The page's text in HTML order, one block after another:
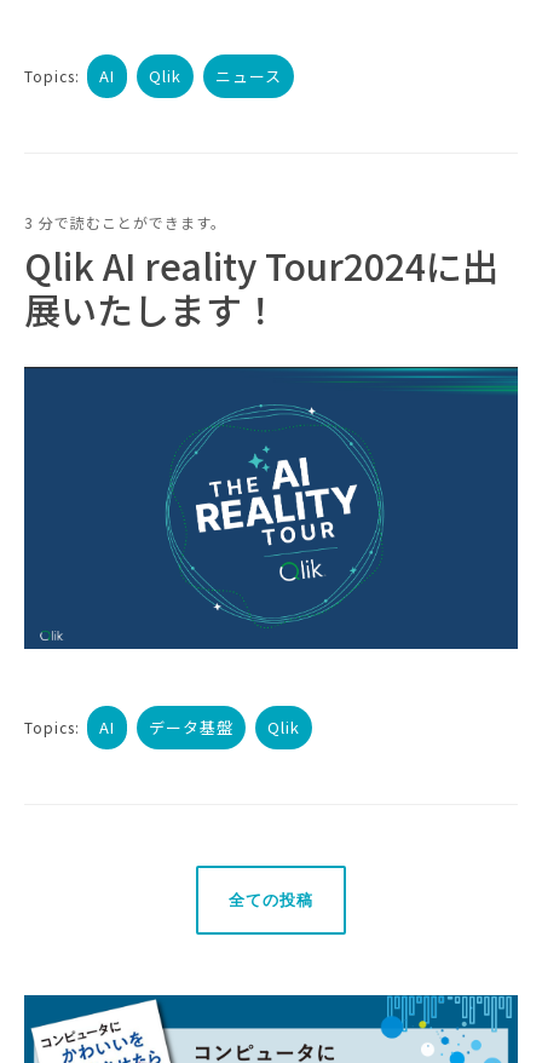
Topics: AI Qlik ニュース
3 分で読むことができます。
Qlik AI reality Tour2024に出
展いたします！
Topics: AI データ基盤 Qlik
全ての投稿